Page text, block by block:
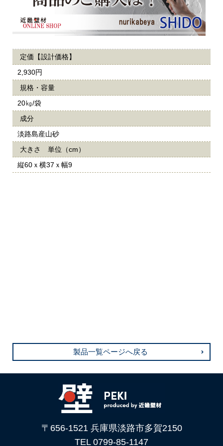
定価【設計価格】
2,930円
規格・容量
20㎏/袋
成分
淡路島産山砂
大きさ 単位（cm）
縦60ｘ横37ｘ幅9
製品一覧ページへ戻る
〒656-1521 兵庫県淡路市多賀2150
TEL 0799-85-1147